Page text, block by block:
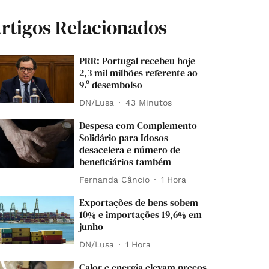
Relacionados
PRR: Portugal recebeu hoje
2,3 mil milhões referente ao
9.º desembolso
DN/Lusa 43 Minutos
Despesa com Complemento
Solidário para Idosos
desacelera e número de
beneficiários também
Fernanda Câncio 1 Hora
Exportações de bens sobem
10% e importações 19,6% em
junho
DN/Lusa 1 Hora